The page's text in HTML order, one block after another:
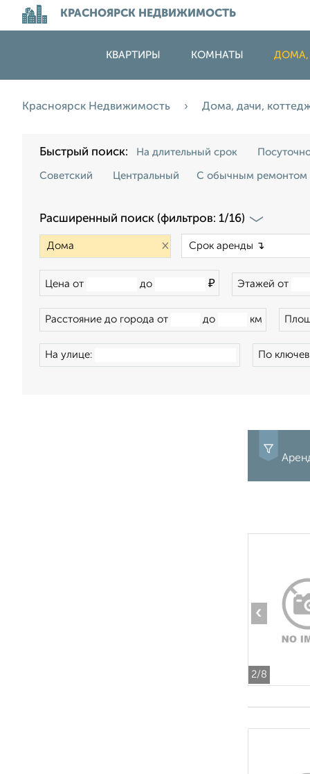
КРАСНОЯРСК НЕДВИЖИМОСТЬ
КВАРТИРЫ КОМНАТЫ ДОМА,
Красноярск Недвижимость Дома, дачи,
Быстрый поиск: На длительный срок
Советский Центральный С обычным ремонтом
Расширенный поиск (фильтров: 1/16)
×
Цена от до ₽ Этажей от
Расстояние до города от до км
На улице: По
2/8
‹